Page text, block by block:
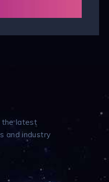
the latest
and industry